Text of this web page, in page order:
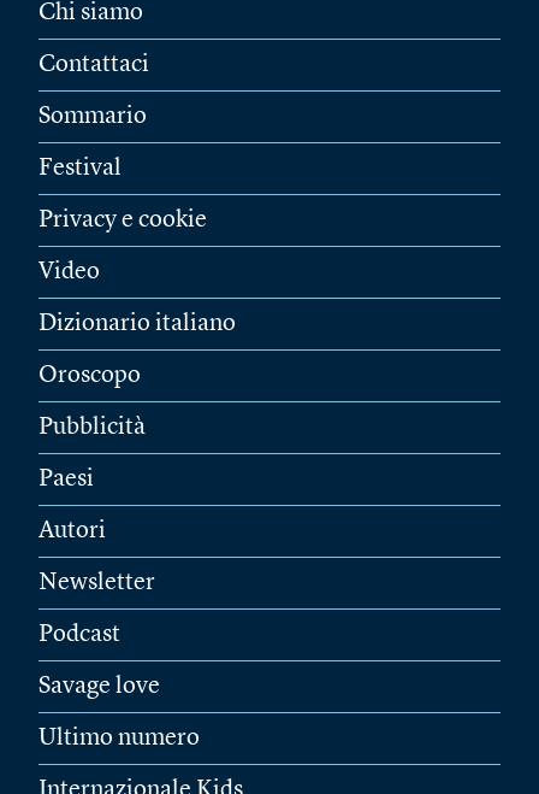
Chi siamo
Contattaci
Sommario
Festival
Privacy e cookie
Video
Dizionario italiano
Oroscopo
Pubblicità
Paesi
Autori
Newsletter
Podcast
Savage love
Ultimo numero